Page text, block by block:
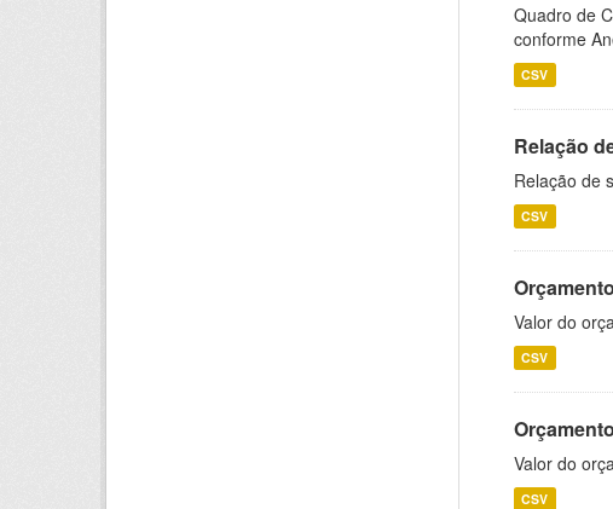
Quadro de
conforme
CSV
Relação
Relação de
CSV
Valor do
CSV
Valor do
CSV